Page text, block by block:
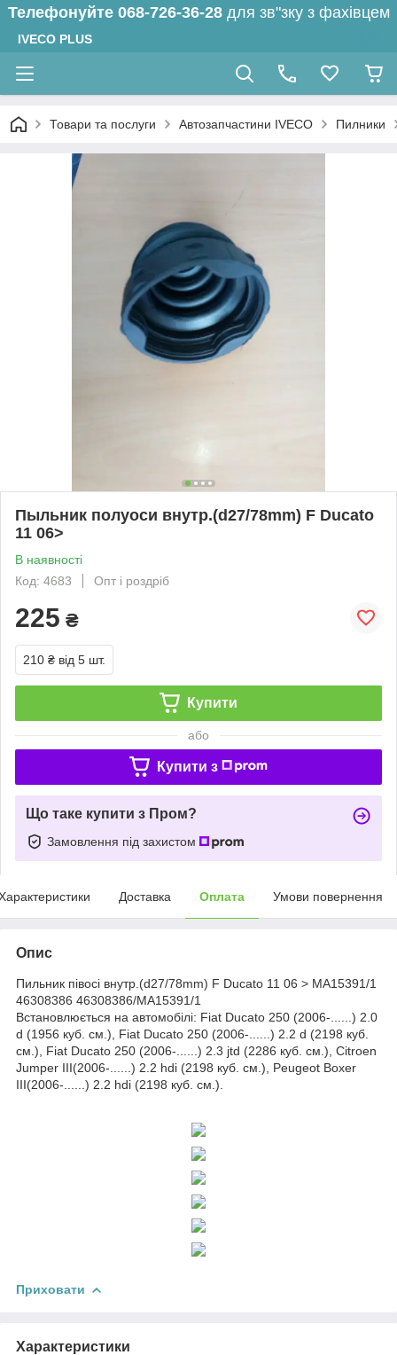
Телефонуйте 068-726-36-28 для зв"зку з фахівцем
IVECO PLUS
Товари та послуги Автозапчастини IVECO Пилники
Пыльник полуоси внутр.(d27/78mm) F Ducato
11 06>
В наявності
Код: 4683
Опт і роздріб
225 ₴
210 ₴ від 5 шт.
Купити
або
Купити з
Що таке купити з Пром?
Замовлення під захистом
Доставка Оплата Умови повернення
Опис
Пильник півосі внутр.(d27/78mm) F Ducato 11 06 > MA15391/1
46308386 46308386/MA15391/1
Встановлюється на автомобілі: Fiat Ducato 250 (2006-......) 2.0
d (1956 куб. см.), Fiat Ducato 250 (2006-......) 2.2 d (2198 куб.
см.), Fiat Ducato 250 (2006-......) 2.3 jtd (2286 куб. см.), Citroen
Jumper III(2006-......) 2.2 hdi (2198 куб. см.), Peugeot Boxer
III(2006-......) 2.2 hdi (2198 куб. см.).
Приховати
Характеристики